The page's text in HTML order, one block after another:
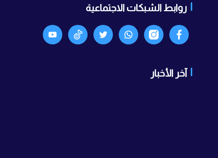
روابط الشبكات الاجتماعية
Facebookانستجرامواتساب TikTok
Youtyube
آخر الأخبار